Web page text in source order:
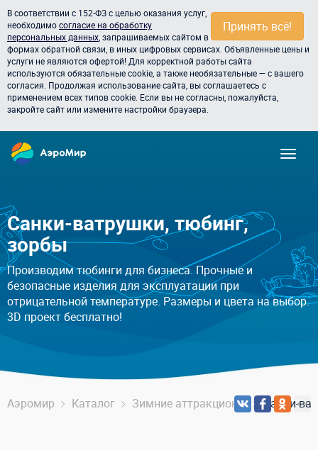
Принять всё!
В соответствии с 152-ФЗ с целью оказания услуг,
необходимосогласие на обработку
персональных данных , запрашиваемых сайтом в
формах обратной связи, в иных цифровых сервисах. Объявленные цены и
услуги не являются офертой! Для корректной работы сайта
используются обязательные cookie, а также необязательные — с вашего
согласия. Продолжая использование сайта, вы соглашаетесь с
применением всех типов cookie. Если вы не согласны, пожалуйста,
закройте сайт или измените настройки браузера.
Санки-ватрушки, тюбинг,
зорбы
Производим тюбинги для бизнеса. Прочные и
безопасные изделия для эксплуатации при
отрицательной температуре. Размеры и цвета на выбор.
3D проект бесплатно!
Аэромир Каталог Зимние аттракционы Санки-